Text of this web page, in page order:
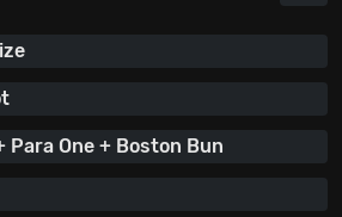
Para One + Boston Bun